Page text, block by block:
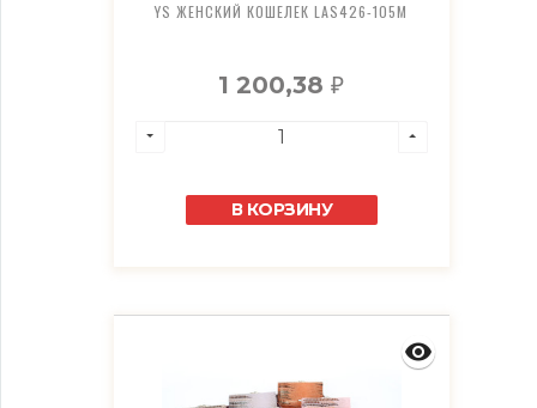
YS ЖЕНСКИЙ КОШЕЛЕК LAS426-105M
1 200,38₽
В КОРЗИНУ